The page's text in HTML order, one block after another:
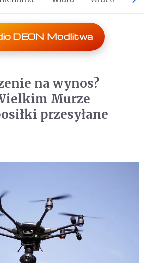
DEON Modlitwa
na wynos?
Murze
przesyłane